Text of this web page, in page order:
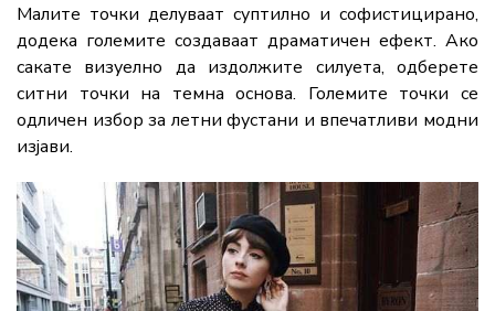
Малите точки делуваат суптилно и софистицирано,
додека големите создаваат драматичен ефект. Ако
сакате визуелно да издолжите силуета, одберете
ситни точки на темна основа. Големите точки се
одличен избор за летни фустани и впечатливи модни
изјави.